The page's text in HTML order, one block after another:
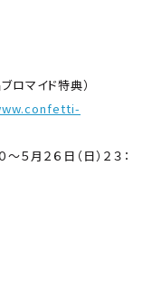
ロマイド特典）
５月２６日（日）２３：